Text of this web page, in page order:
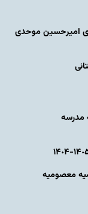
امیرحسین موحدی
مدرسه
معصومیه